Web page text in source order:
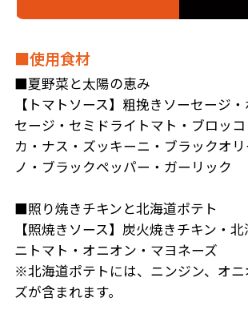
■使用食材
■夏野菜と太陽の恵み
【トマトソース】粗挽きソーセージ
セージ・セミドライトマト・ブロッ
カ・ナス・ズッキーニ・ブラックオ
ノ・ブラックペッパー・ガーリック
■照り焼きチキンと北海道ポテト
【照焼きソース】炭火焼きチキン・
ニトマト・オニオン・マヨネーズ
※北海道ポテトには、ニンジン、オニ
ズが含まれます。